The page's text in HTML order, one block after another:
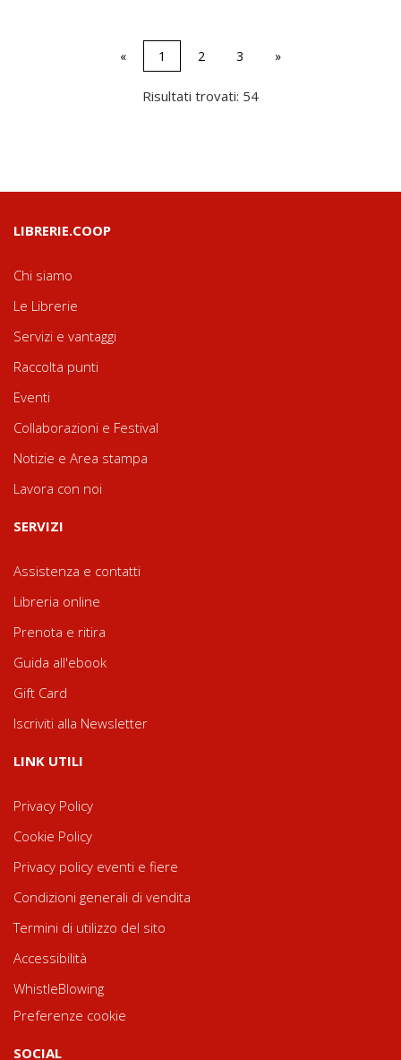
« 1 2 3 »
Risultati trovati: 54
LIBRERIE.COOP
Chi siamo
Le Librerie
Servizi e vantaggi
Raccolta punti
Eventi
Collaborazioni e Festival
Notizie e Area stampa
Lavora con noi
SERVIZI
Assistenza e contatti
Libreria online
Prenota e ritira
Guida all'ebook
Gift Card
Iscriviti alla Newsletter
LINK UTILI
Privacy Policy
Cookie Policy
Privacy policy eventi e fiere
Condizioni generali di vendita
Termini di utilizzo del sito
Accessibilità
WhistleBlowing
Preferenze cookie
SOCIAL